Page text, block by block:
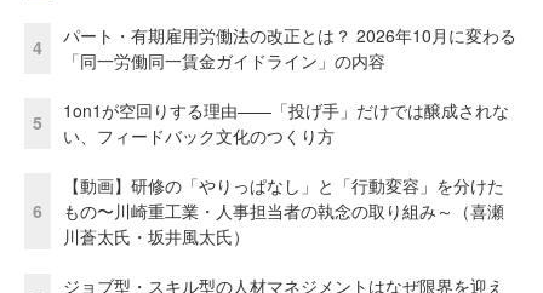
4
パート・有期雇用労働法の改正とは？ 2026年10月に変わる
「同一労働同一賃金ガイドライン」の内容
5
1on1が空回りする理由——「投げ手」だけでは醸成されな
い、フィードバック文化のつくり方
6
【動画】研修の「やりっぱなし」と「行動変容」を分けた
もの〜川崎重工業・人事担当者の執念の取り組み～（喜瀬
川蒼太氏・坂井風太氏）
ジョブ型・スキル型の人材マネジメントはなぜ限界を迎え